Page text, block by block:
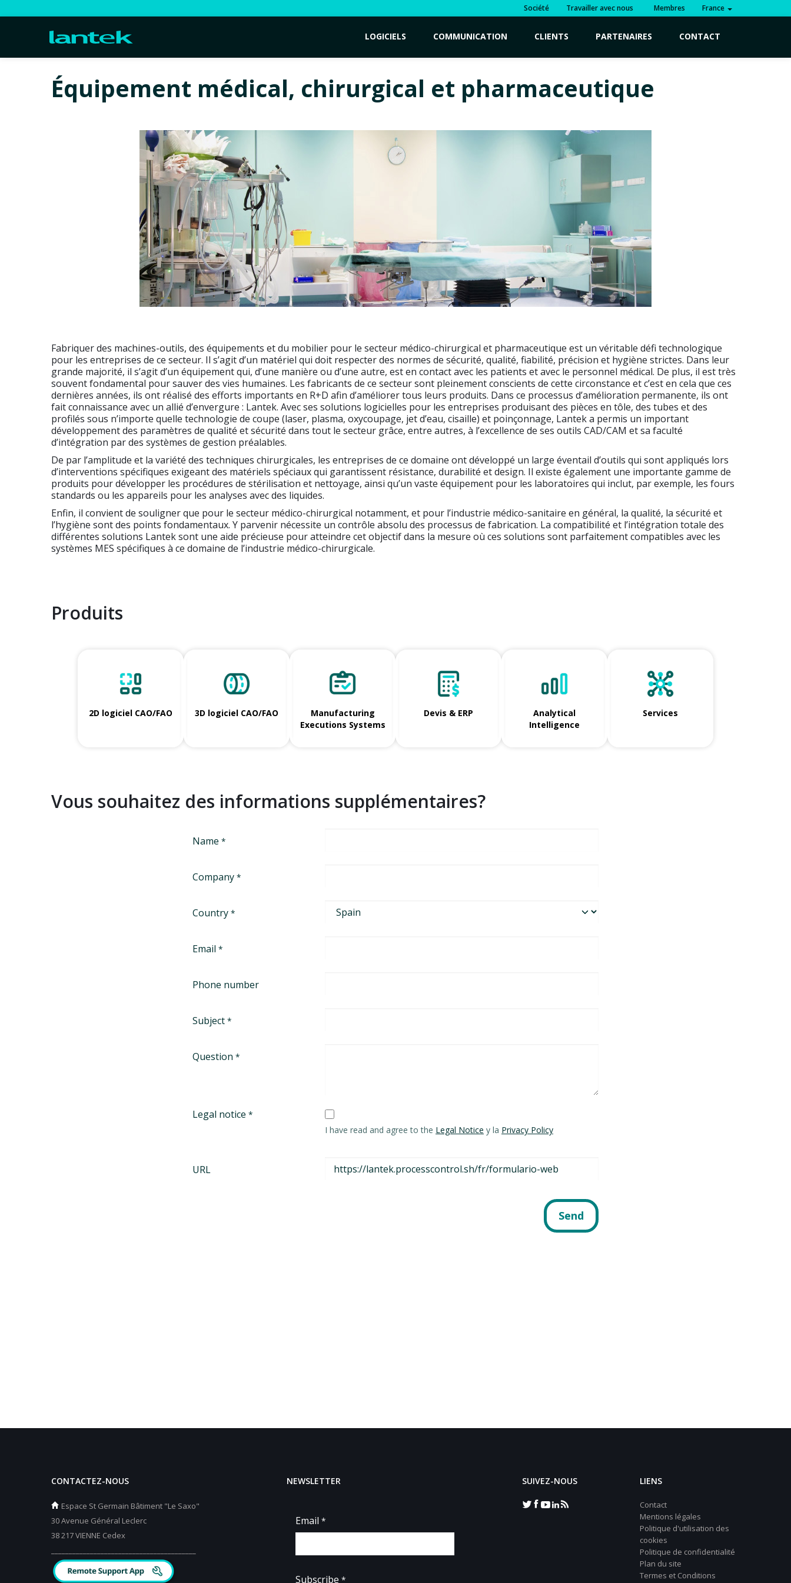
Société Travailler avec nous Membres France
LOGICIELS COMMUNICATION CLIENTS PARTENAIRES CONTACT
Équipement médical, chirurgical et pharmaceutique
Fabriquer des machines-outils, des équipements et du mobilier pour le secteur médico-chirurgical et pharmaceutique est un véritable défi technologique
pour les entreprises de ce secteur. Il s’agit d’un matériel qui doit respecter des normes de sécurité, qualité, fiabilité, précision et hygiène strictes. Dans leur
grande majorité, il s’agit d’un équipement qui, d’une manière ou d’une autre, est en contact avec les patients et avec le personnel médical. De plus, il est très
souvent fondamental pour sauver des vies humaines. Les fabricants de ce secteur sont pleinement conscients de cette circonstance et c’est en cela que ces
dernières années, ils ont réalisé des efforts importants en R+D afin d’améliorer tous leurs produits. Dans ce processus d’amélioration permanente, ils ont
fait connaissance avec un allié d’envergure : Lantek. Avec ses solutions logicielles pour les entreprises produisant des pièces en tôle, des tubes et des
profilés sous n’importe quelle technologie de coupe (laser, plasma, oxycoupage, jet d’eau, cisaille) et poinçonnage, Lantek a permis un important
développement des paramètres de qualité et sécurité dans tout le secteur grâce, entre autres, à l’excellence de ses outils CAD/CAM et sa faculté
d’intégration par des systèmes de gestion préalables.
De par l’amplitude et la variété des techniques chirurgicales, les entreprises de ce domaine ont développé un large éventail d’outils qui sont appliqués lors
d’interventions spécifiques exigeant des matériels spéciaux qui garantissent résistance, durabilité et design. Il existe également une importante gamme de
produits pour développer les procédures de stérilisation et nettoyage, ainsi qu’un vaste équipement pour les laboratoires qui inclut, par exemple, les fours
standards ou les appareils pour les analyses avec des liquides.
Enfin, il convient de souligner que pour le secteur médico-chirurgical notamment, et pour l’industrie médico-sanitaire en général, la qualité, la sécurité et
l’hygiène sont des points fondamentaux. Y parvenir nécessite un contrôle absolu des processus de fabrication. La compatibilité et l’intégration totale des
différentes solutions Lantek sont une aide précieuse pour atteindre cet objectif dans la mesure où ces solutions sont parfaitement compatibles avec les
systèmes MES spécifiques à ce domaine de l’industrie médico-chirurgicale.
Produits
2D logiciel CAO/FAO 3D logiciel CAO/FAO
Manufacturing
Executions Systems
Devis & ERP
Analytical
Intelligence
Services
Vous souhaitez des informations supplémentaires?
CONTACTEZ-NOUS
Espace St Germain Bâtiment "Le Saxo"
30 Avenue Général Leclerc
38 217 VIENNE Cedex
NEWSLETTER SUIVEZ-NOUS LIENS
Contact
Mentions légales
Politique d'utilisation des
cookies
Politique de confidentialité
Plan du site
Termes et Conditions